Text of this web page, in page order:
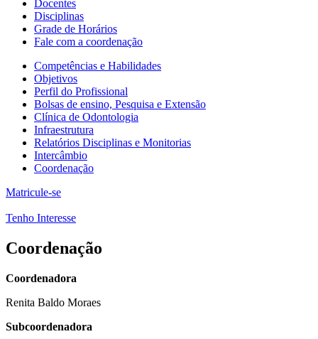
Docentes
Disciplinas
Grade de Horários
Fale com a coordenação
Competências e Habilidades
Objetivos
Perfil do Profissional
Bolsas de ensino, Pesquisa e Extensão
Clínica de Odontologia
Infraestrutura
Relatórios Disciplinas e Monitorias
Intercâmbio
Coordenação
Matricule-se
Tenho Interesse
Coordenação
Coordenadora
Renita Baldo Moraes
Subcoordenadora